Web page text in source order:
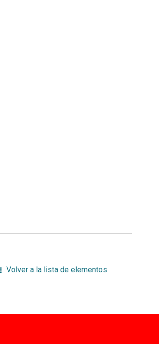
Volver a la lista de elementos